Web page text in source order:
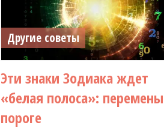
Другие советы
Эти знаки Зодиака ждет
«белая полоса»:
пороге